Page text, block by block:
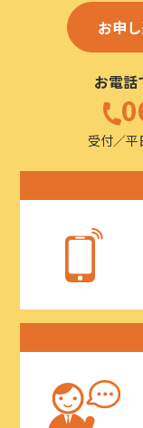
お申
お電話
受付／平